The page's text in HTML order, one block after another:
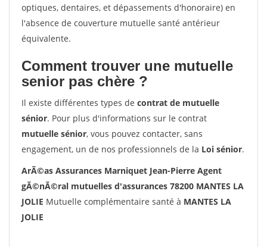
optiques, dentaires, et dépassements d'honoraire) en
l'absence de couverture mutuelle santé antérieur
équivalente.
Comment trouver une mutuelle
senior pas chère ?
Il existe différentes types de contrat de mutuelle
sénior. Pour plus d'informations sur le contrat
mutuelle sénior, vous pouvez contacter, sans
engagement, un de nos professionnels de la Loi sénior.
ArÃ©as Assurances Marniquet Jean-Pierre Agent
gÃ©nÃ©ral mutuelles d'assurances 78200 MANTES LA
JOLIE Mutuelle complémentaire santé à MANTES LA
JOLIE